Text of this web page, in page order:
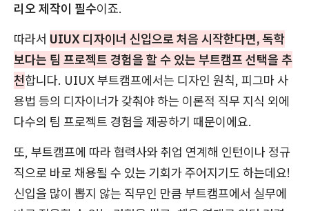
리오 제작이 필수이죠.
따라서 UIUX 디자이너 신입으로 처음 시작한다면, 독학
보다는 팀 프로젝트 경험을 할 수 있는 부트캠프 선택을 추
천합니다. UIUX 부트캠프에서는 디자인 원칙, 피그마 사
용법 등의 디자이너가 갖춰야 하는 이론적 직무 지식 외에
다수의 팀 프로젝트 경험을 제공하기 때문이에요.
또, 부트캠프에 따라 협력사와 취업 연계해 인턴이나 정규
직으로 바로 채용될 수 있는 기회가 주어지기도 하는데요!
신입을 많이 뽑지 않는 직무인 만큼 부트캠프에서 실무에